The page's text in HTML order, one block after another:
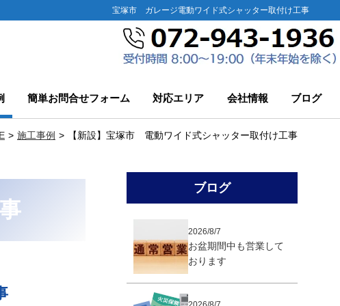
宝塚市 ガレージ電動ワイド式シャッター取付け工事
簡単お問合せフォーム 対応エリア 会社情報 ブログ
施工事例 【新設】宝塚市 電動ワイド式シャッター取付け工事
ブログ
2026/8/7
お盆期間中も営業して
おります